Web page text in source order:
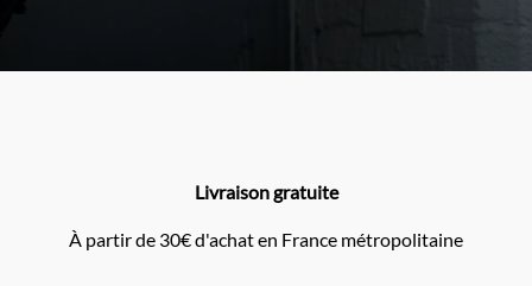
Livraison gratuite
À partir de 30€ d'achat en France métropolitaine